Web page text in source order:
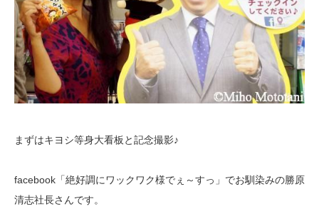
まずはキヨシ等身大看板と記念撮影♪
facebook「絶好調にワックワク様でぇ～すっ」でお馴染みの勝原
清志社長さんです。